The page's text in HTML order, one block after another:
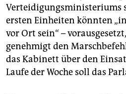
genossenschaft
epaper login
Verteidigungsministeriums
ersten Einheiten könnten
vor Ort sein“ –
genehmigt den
das Kabinett über den
Laufe der Woche soll das